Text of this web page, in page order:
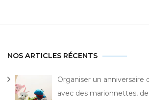
NOS ARTICLES RÉCENTS
Organiser un anniversaire
avec des marionnettes,